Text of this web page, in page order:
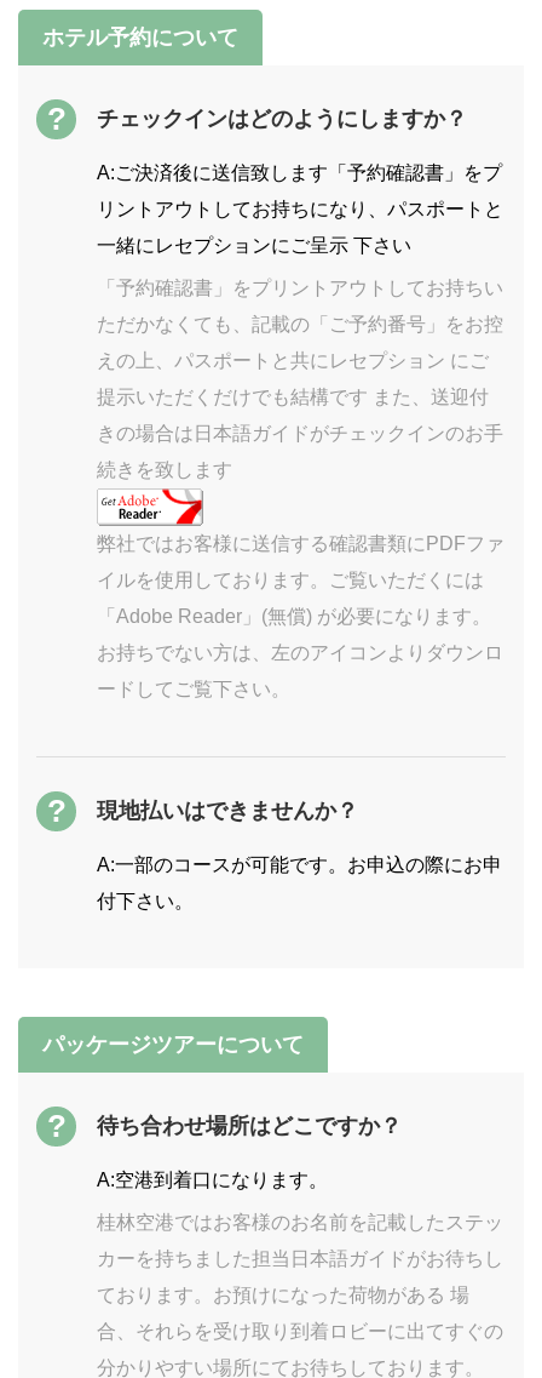
ホテル予約について
? チェックインはどのようにしますか？
A:ご決済後に送信致します「予約確認書」をプ
リントアウトしてお持ちになり、パスポートと
一緒にレセプションにご呈示 下さい
「予約確認書」をプリントアウトしてお持ちい
ただかなくても、記載の「ご予約番号」をお控
えの上、パスポートと共にレセプション にご
提示いただくだけでも結構です また、送迎付
きの場合は日本語ガイドがチェックインのお手
続きを致します
弊社ではお客様に送信する確認書類にPDFファ
イルを使用しております。ご覧いただくには
「Adobe Reader」(無償) が必要になります。
お持ちでない方は、左のアイコンよりダウンロ
ードしてご覧下さい。
? 現地払いはできませんか？
A:一部のコースが可能です。お申込の際にお申
付下さい。
パッケージツアーについて
? 待ち合わせ場所はどこですか？
A:空港到着口になります。
桂林空港ではお客様のお名前を記載したステッ
カーを持ちました担当日本語ガイドがお待ちし
ております。お預けになった荷物がある 場
合、それらを受け取り到着ロビーに出てすぐの
分かりやすい場所にてお待ちしております。